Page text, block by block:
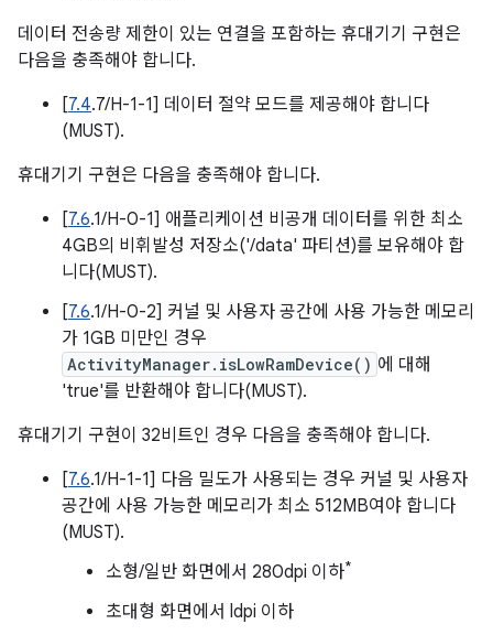
데이터 전송량 제한이 있는 연결을 포함하는 휴대기기 구현은
다음을 충족해야 합니다.
[7.4.7/H-1-1] 데이터 절약 모드를 제공해야 합니다
(MUST).
휴대기기 구현은 다음을 충족해야 합니다.
[7.6.1/H-0-1] 애플리케이션 비공개 데이터를 위한 최소
4GB의 비휘발성 저장소('/data' 파티션)를 보유해야 합
니다(MUST).
[7.6.1/H-0-2] 커널 및 사용자 공간에 사용 가능한 메모리
가 1GB 미만인 경우
ActivityManager.isLowRamDevice() 에 대해
'true'를 반환해야 합니다(MUST).
휴대기기 구현이 32비트인 경우 다음을 충족해야 합니다.
[7.6.1/H-1-1] 다음 밀도가 사용되는 경우 커널 및 사용자
공간에 사용 가능한 메모리가 최소 512MB여야 합니다
(MUST).
소형/일반 화면에서 280dpi 이하*
초대형 화면에서 ldpi 이하